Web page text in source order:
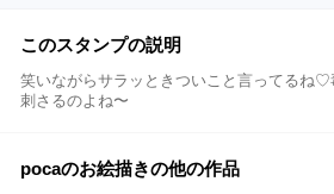
このスタンプの説明
笑いながらサラッときついこと言ってるね
刺さるのよね〜
pocaのお絵描きの他の作品